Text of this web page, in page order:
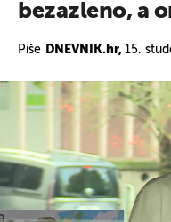
bezazleno, a
Piše DNEVNIK.hr, 15.